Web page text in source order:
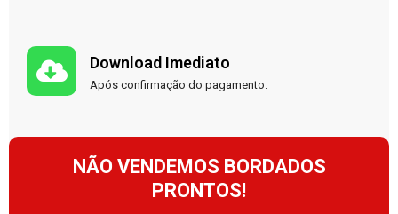
Download Imediato
Após confirmação do pagamento.
NÃO VENDEMOS BORDADOS
PRONTOS!